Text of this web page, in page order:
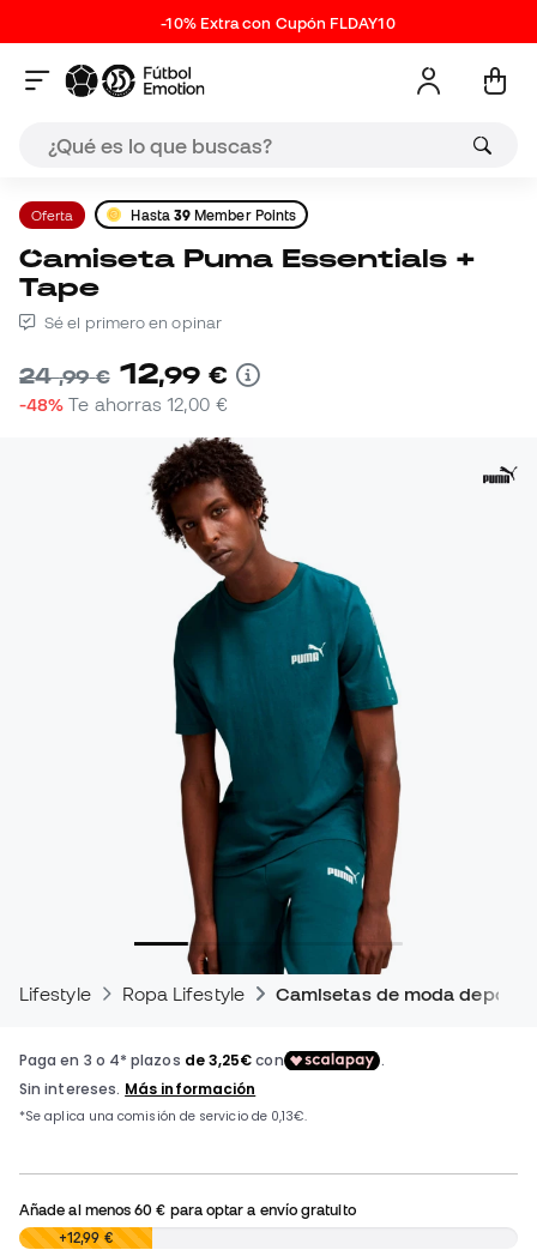
-10% Extra con Cupón FLDAY10
Oferta Hasta 39 Member Points
Camiseta Puma Essentials +
Tape
Sé el primero en opinar
24,99 € 12,99 €
-48% Te ahorras12,00 €
Lifestyle Ropa Lifestyle Camisetas de moda
Añade al menos60 € para optar a envío gratuito
0,00 €+12,99 €